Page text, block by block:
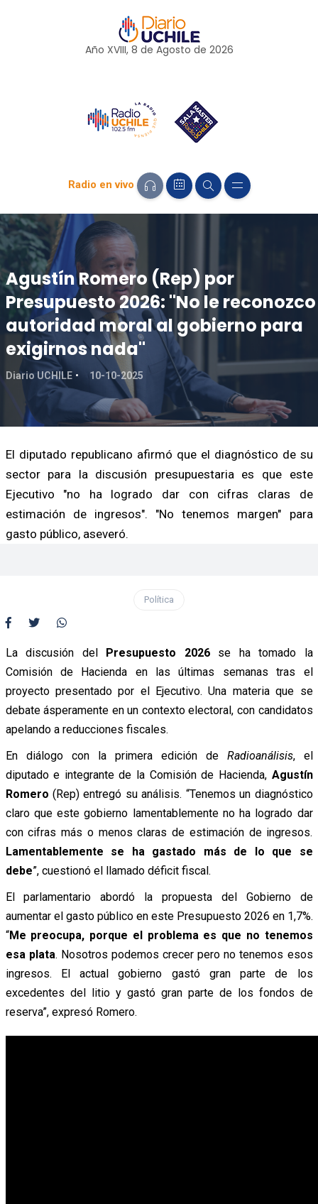
Año XVIII, 8 de Agosto de 2026
Radio en vivo
Agustín Romero (Rep) por
Presupuesto 2026: "No le reconozco
autoridad moral al gobierno para
exigirnos nada"
Diario UCHILE 10-10-2025
El diputado republicano afirmó que el diagnóstico de su
sector para la discusión presupuestaria es que este
Ejecutivo "no ha logrado dar con cifras claras de
estimación de ingresos". "No tenemos margen" para
gasto público, aseveró.
Política
La discusión delPresupuesto 2026se ha tomado la
Comisión de Hacienda en las últimas semanas tras el
proyecto presentado por el Ejecutivo. Una materia que se
debate ásperamente en un contexto electoral, con candidatos
apelando a reducciones fiscales.
En diálogo con la primera edición de Radioanálisis, el
diputado e integrante de la Comisión de Hacienda,Agustín
Romero (Rep) entregó su análisis. “Tenemos un diagnóstico
claro que este gobierno lamentablemente no ha logrado dar
con cifras más o menos claras de estimación de ingresos.
Lamentablemente se ha gastado más de lo que se
debe”, cuestionó el llamado déficit fiscal.
El parlamentario abordó la propuesta del Gobierno de
aumentar el gasto público en este Presupuesto 2026 en 1,7%.
“Me preocupa, porque el problema es que no tenemos
esa plata. Nosotros podemos crecer pero no tenemos esos
ingresos. El actual gobierno gastó gran parte de los
excedentes del litio y gastó gran parte de los fondos de
reserva”, expresó Romero.